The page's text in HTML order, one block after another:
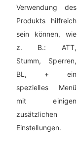
Verwendung des
Produkts hilfreich
sein können, wie
z. B.: ATT,
Stumm, Sperren,
BL, + ein
spezielles Menü
mit einigen
zusätzlichen
Einstellungen.